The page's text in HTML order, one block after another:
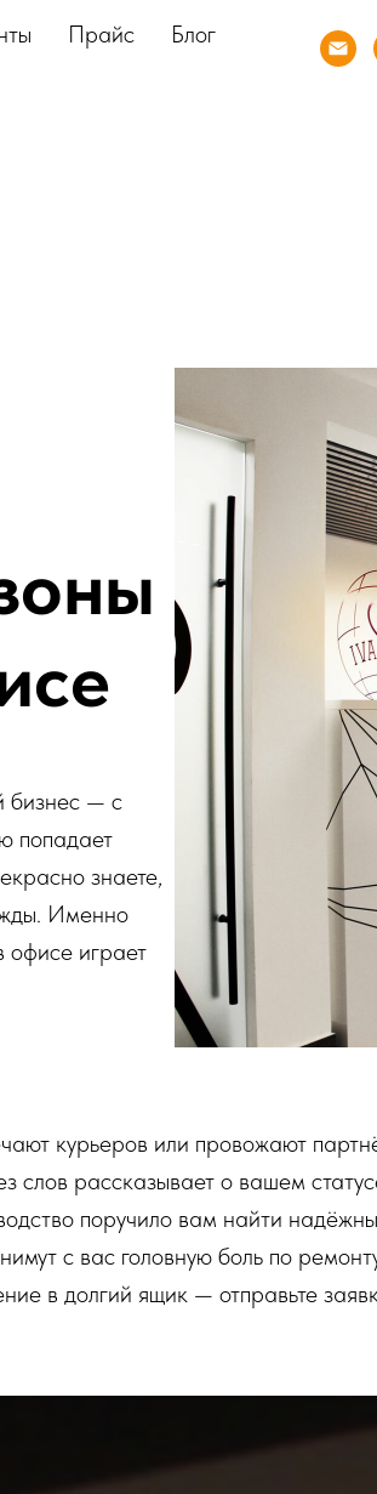
Прайс
Блог
бизнес — с
попадает
знаете,
Именно
офисе играет
курьеров или провожают
слов рассказывает о вашем
поручило вам найти
с вас головную боль по
в долгий ящик — отправьте